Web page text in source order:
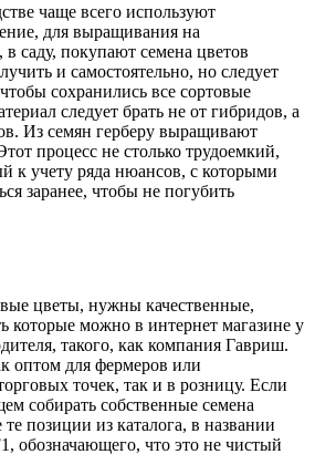
чаще всего используют
для выращивания на
в саду, покупают семена цветов
и самостоятельно, но следует
сохранились все сортовые
следует брать не от гибридов, а
Из семян герберу выращивают
процесс не столько трудоемкий,
к учету ряда нюансов, с которыми
заранее, чтобы не погубить
цветы, нужны качественные,
которые можно в интернет магазине у
такого, как компания Гавриш.
оптом для фермеров или
точек, так и в розницу. Если
собирать собственные семена
позиции из каталога, в названии
обозначающего, что это не чистый